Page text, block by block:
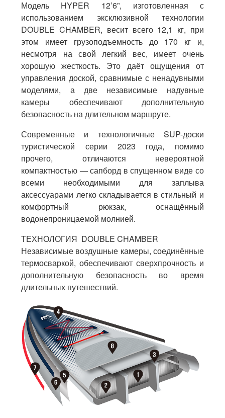
Модель HYPER 12’6”, изготовленная с
использованием эксклюзивной технологии
DOUBLE CHAMBER, весит всего 12,1 кг, при
этом имеет грузоподъемность до 170 кг и,
несмотря на свой легкий вес, имеет очень
хорошую жесткость. Это даёт ощущения от
управления доской, сравнимые с ненадувными
моделями, а две независимые надувные
камеры обеспечивают дополнительную
безопасность на длительном маршруте.
Современные и технологичные SUP-доски
туристической серии 2023 года, помимо
прочего, отличаются невероятной
компактностью — сапборд в спущенном виде со
всеми необходимыми для заплыва
аксессуарами легко складывается в стильный и
комфортный рюкзак, оснащённый
водонепроницаемой молнией.
ТЕХНОЛОГИЯ DOUBLE CHAMBER
Независимые воздушные камеры, соединённые
термосваркой, обеспечивают сверхпрочность и
дополнительную безопасность во время
длительных путешествий.